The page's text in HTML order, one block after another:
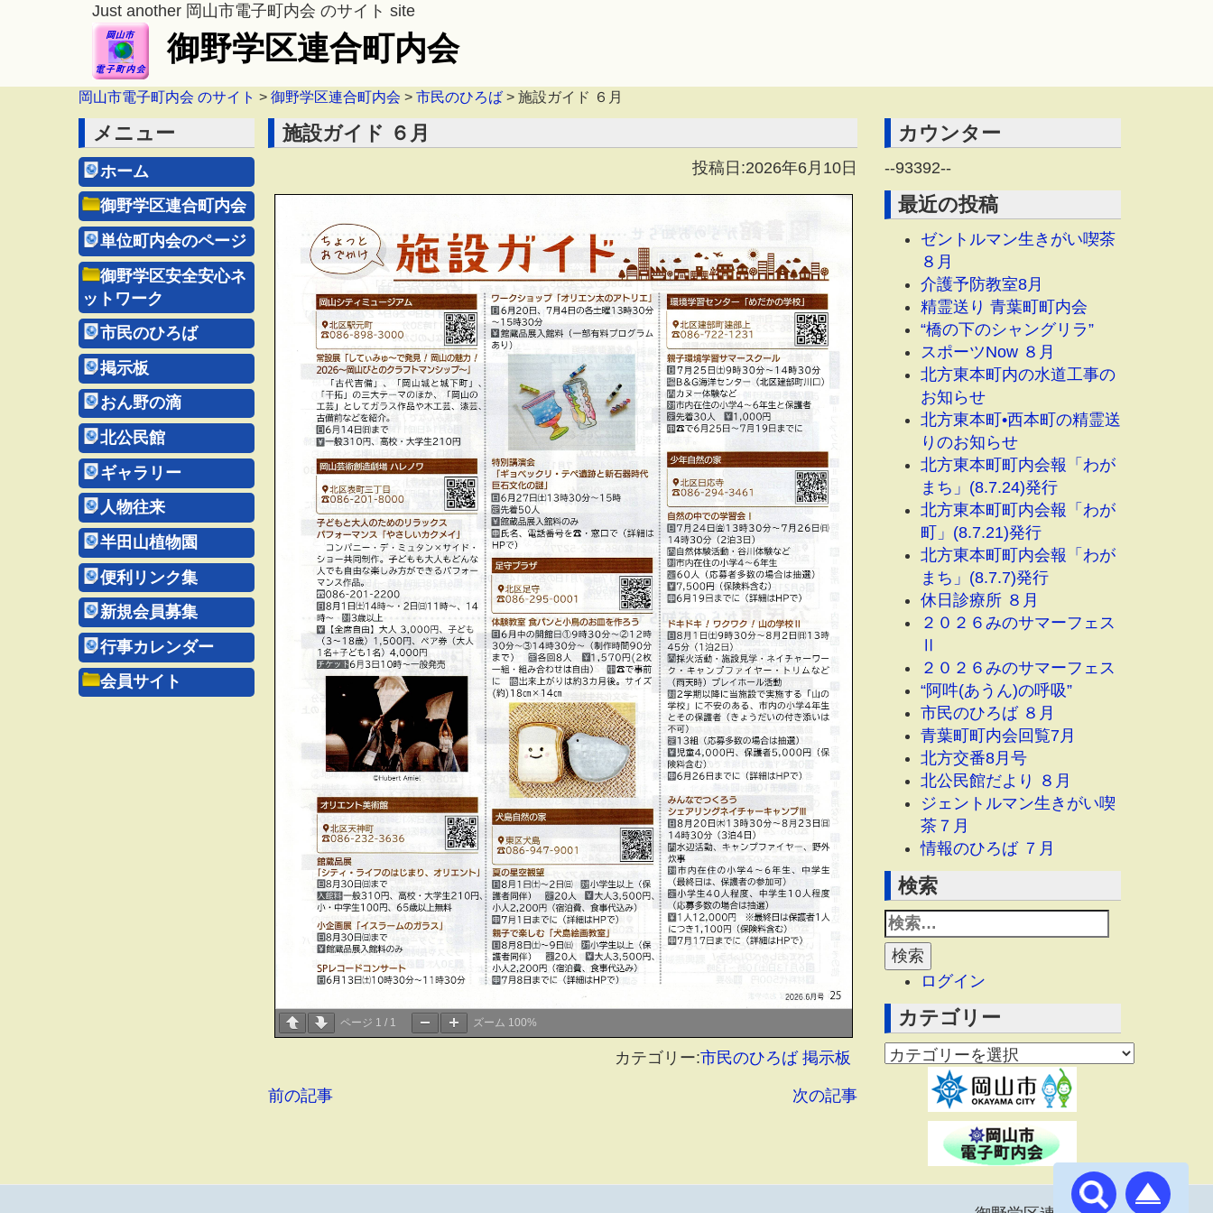
Just another 岡山市電子町内会 のサイト site
御野学区連合町内会
岡山市電子町内会 のサイト > 御野学区連合町内会 > 市民のひろば > 施設ガイド ６月
メニュー
ホーム
御野学区連合町内会
単位町内会のページ
御野学区安全安心ネ
ットワーク
市民のひろば
掲示板
おん野の滴
北公民館
ギャラリー
人物往来
半田山植物園
便利リンク集
新規会員募集
行事カレンダー
会員サイト
施設ガイド ６月
投稿日:2026年6月10日
ページ 1 / 1 ズーム 100%
カテゴリー:市民のひろば 掲示板
前の記事 次の記事
カウンター
--93392--
最近の投稿
ゼントルマン生きがい喫茶
８月
介護予防教室8月
精霊送り 青葉町町内会
“橋の下のシャングリラ”
スポーツNow ８月
北方東本町内の水道工事の
お知らせ
北方東本町•西本町の精霊送
りのお知らせ
北方東本町町内会報「わが
まち」(8.7.24)発行
北方東本町町内会報「わが
町」(8.7.21)発行
北方東本町町内会報「わが
まち」(8.7.7)発行
休日診療所 ８月
２０２６みのサマーフェス
Ⅱ
２０２６みのサマーフェス
“阿吽(あうん)の呼吸”
市民のひろば ８月
青葉町町内会回覧7月
北方交番8月号
北公民館だより ８月
ジェントルマン生きがい喫
茶７月
情報のひろば ７月
検索
ログイン
カテゴリー